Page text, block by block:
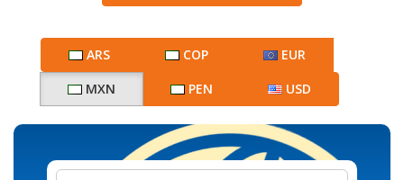
ARS COP
EUR
MXN
PEN USD